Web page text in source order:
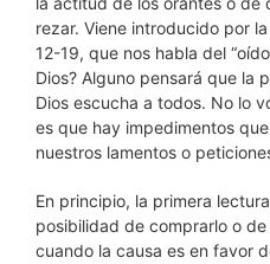
rezar. Viene introducido por
12-19, que nos habla del
Dios? Alguno pensará que la
Dios escucha a todos. No lo
es que hay impedimentos
nuestros lamentos o
En principio, la primera
posibilidad de comprarlo o
cuando la causa es en favor